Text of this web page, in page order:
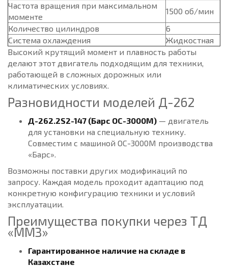
Частота вращения при максимальном
моменте
1500 об/мин
Количество цилиндров
6
Система охлаждения
Жидкостная
Высокий крутящий момент и плавность работы
делают этот двигатель подходящим для техники,
работающей в сложных дорожных или
климатических условиях.
Разновидности моделей Д-262
Д-262.2S2-147 (Барс ОС-3000М) — двигатель
для установки на специальную технику.
Совместим с машиной ОС-3000М производства
«Барс».
Возможны поставки других модификаций по
запросу. Каждая модель проходит адаптацию под
конкретную конфигурацию техники и условий
эксплуатации.
Преимущества покупки через ТД
«ММЗ»
Гарантированное наличие на складе в
Казахстане